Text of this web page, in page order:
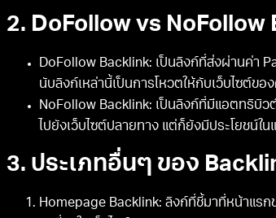
2. DoFollow vs NoFollow
DoFollow Backlink: เป็นลิงก์ที่ส่งผ่านค่า
นับลิงก์เหล่านี้เป็นการโหวตให้กับเว็บไซต์ขอ
NoFollow Backlink: เป็นลิงก์ที่มีแอตทริบิว
ไปยังเว็บไซต์ปลายทาง แต่ก็ยังมีประโยชน์
3. ประเภทอื่นๆ ของ
Homepage Backlink: ลิงก์ที่ชี้มาที่หน้าแร